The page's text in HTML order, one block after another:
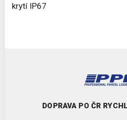
krytí IP67
DOPRAVA PO ČR